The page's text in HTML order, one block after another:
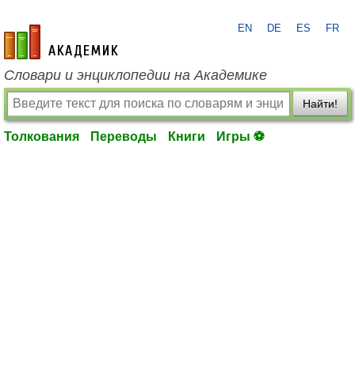
academic.ru
EN DE ES FR
Словари и энциклопедии на Академике
Найти!
Толкования Переводы Книги Игры ⚽